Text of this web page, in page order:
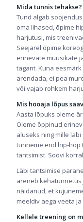
Mida tunnis tehakse?
Tund algab
oma lihased, õpime
harjutusi, mis
Seejärel õpime
erinevate muusikate
tagant. Kuna
arendada, ei pea
või vajab rohkem
Mis hooaja lõpus
Aasta lõpuks oleme
Oleme õppinud
aluseks ning mille
tunneme end hip-
tantsimist. Soovi
Läbi tantsimise
areneb
näidanud, et
meeldiv aega veeta
Kellele treening on